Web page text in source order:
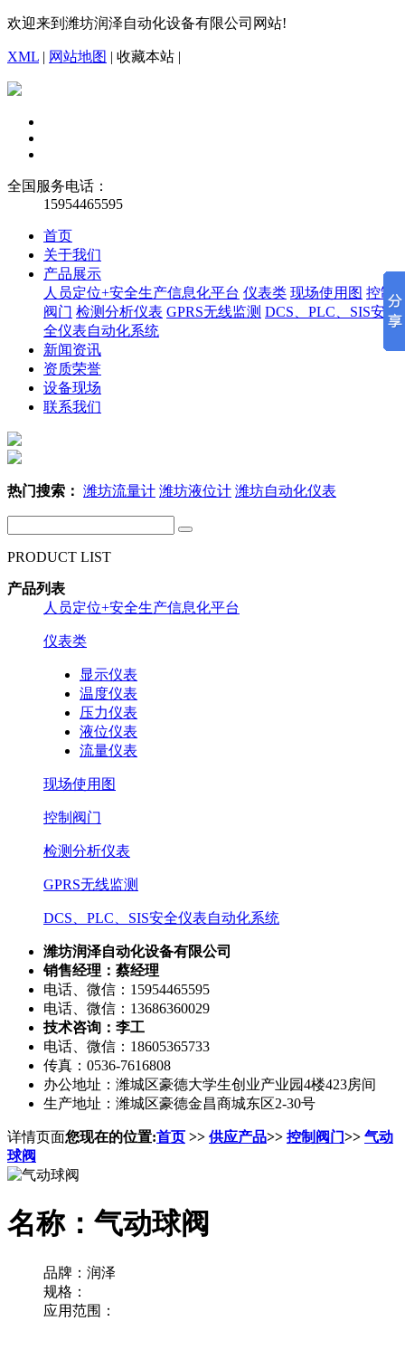
欢迎来到潍坊润泽自动化设备有限公司网站!
XML | 网站地图 | 收藏本站 |
全国服务电话：
15954465595
首页
关于我们
产品展示
人员定位+安全生产信息化平台 仪表类 现场使用图 控制
阀门 检测分析仪表 GPRS无线监测 DCS、PLC、SIS安
全仪表自动化系统
新闻资讯
资质荣誉
设备现场
联系我们
热门搜索： 潍坊流量计 潍坊液位计 潍坊自动化仪表
PRODUCT LIST
产品列表
人员定位+安全生产信息化平台
仪表类
显示仪表
温度仪表
压力仪表
液位仪表
流量仪表
现场使用图
控制阀门
检测分析仪表
GPRS无线监测
DCS、PLC、SIS安全仪表自动化系统
潍坊润泽自动化设备有限公司
销售经理：蔡经理
电话、微信：15954465595
电话、微信：13686360029
技术咨询：李工
电话、微信：18605365733
传真：0536-7616808
办公地址：潍城区豪德大学生创业产业园4楼423房间
生产地址：潍城区豪德金昌商城东区2-30号
详情页面您现在的位置:首页 >> 供应产品>> 控制阀门>> 气动
球阀
名称：气动球阀
品牌：润泽
规格：
应用范围：